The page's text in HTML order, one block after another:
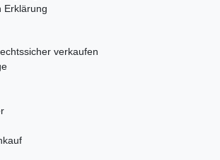
Erklärung
verkaufen